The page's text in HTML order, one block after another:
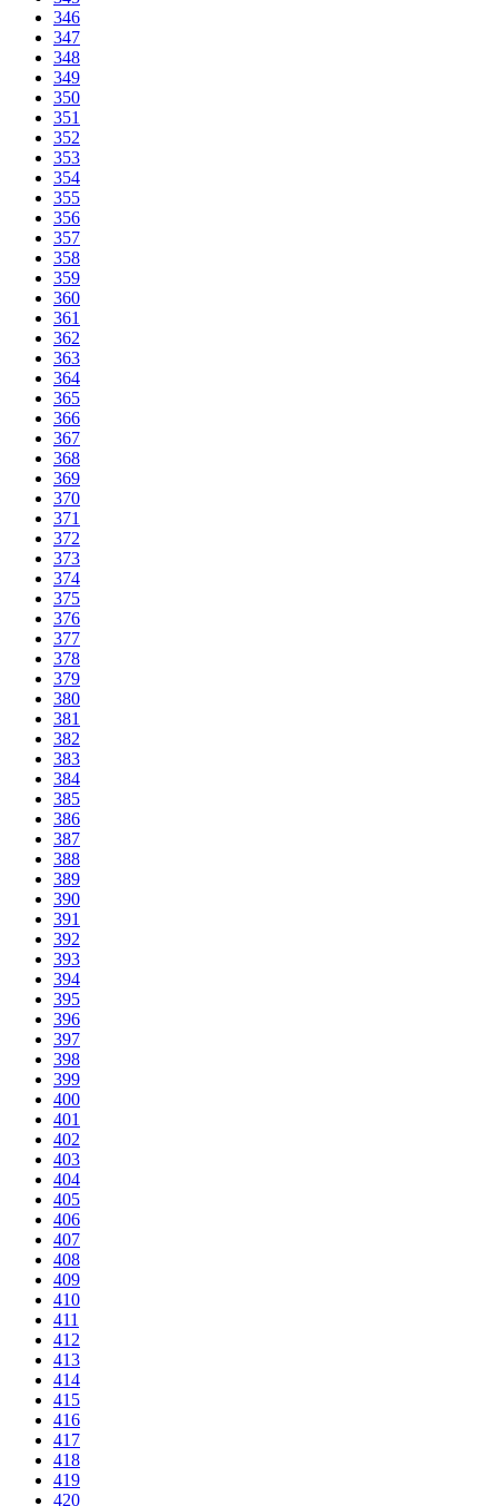
346
347
348
349
350
351
352
353
354
355
356
357
358
359
360
361
362
363
364
365
366
367
368
369
370
371
372
373
374
375
376
377
378
379
380
381
382
383
384
385
386
387
388
389
390
391
392
393
394
395
396
397
398
399
400
401
402
403
404
405
406
407
408
409
410
411
412
413
414
415
416
417
418
419
420